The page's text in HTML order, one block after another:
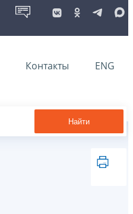
Контакты ENG
Найти